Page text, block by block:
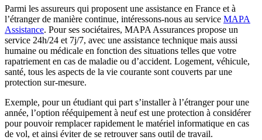
Parmi les assureurs qui proposent une assistance en France et à
l’étranger de manière continue, intéressons-nous au service MAPA
Assistance. Pour ses sociétaires, MAPA Assurances propose un
service 24h/24 et 7j/7, avec une assistance technique mais aussi
humaine ou médicale en fonction des situations telles que votre
rapatriement en cas de maladie ou d’accident. Logement, véhicule,
santé, tous les aspects de la vie courante sont couverts par une
protection sur-mesure.
Exemple, pour un étudiant qui part s’installer à l’étranger pour une
année, l’option rééquipement à neuf est une protection à considérer
pour pouvoir remplacer rapidement le matériel informatique en cas
de vol, et ainsi éviter de se retrouver sans outil de travail.